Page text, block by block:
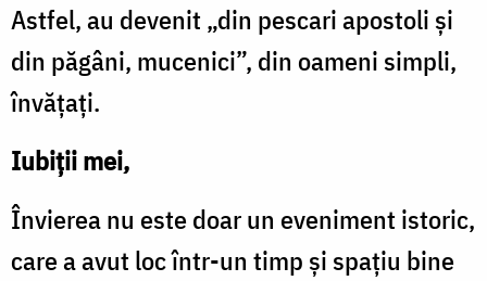
Astfel, au devenit „din pescari apostoli și
din păgâni, mucenici”, din oameni simpli,
învățați.
Iubiții mei,
Învierea nu este doar un eveniment istoric,
care a avut loc într-un timp și spațiu bine